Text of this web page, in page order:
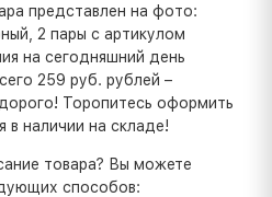
представлен на фото:
2 пары с артикулом
на сегодняшний день
259 руб. рублей –
Торопитесь оформить
в наличии на складе!
товара? Вы можете
способов: